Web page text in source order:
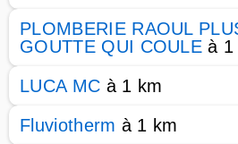
PLOMBERIE RAOUL
GOUTTE QUI COULE à 1
LUCA MC à 1 km
Fluviotherm à 1 km